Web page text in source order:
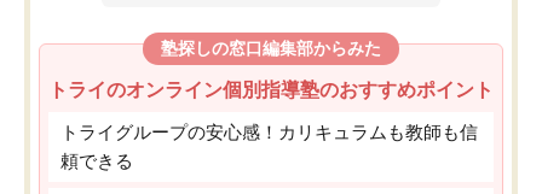
塾探しの窓口編集部からみた
トライのオンライン個別指導塾のおすすめポイント
トライグループの安心感！カリキュラムも教師も信
頼できる